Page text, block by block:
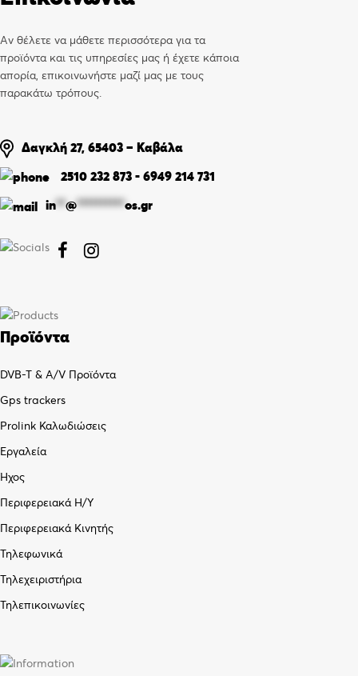
Αν θέλετε να μάθετε περισσότερα για τα
προϊόντα και τις υπηρεσίες μας ή έχετε κάποια
απορία, επικοινωνήστε μαζί μας με τους
παρακάτω τρόπους.
Δαγκλή 27, 65403 – Καβάλα
2510 232 873 - 6949 214 731
in**@**********os.gr
 
Προϊόντα
DVB-T & A/V Προϊόντα
Gps trackers
Prolink Καλωδιώσεις
Εργαλεία
Ήχος
Περιφερειακά Η/Υ
Περιφερειακά Κινητής
Τηλεφωνικά
Τηλεχειριστήρια
Τηλεπικοινωνίες